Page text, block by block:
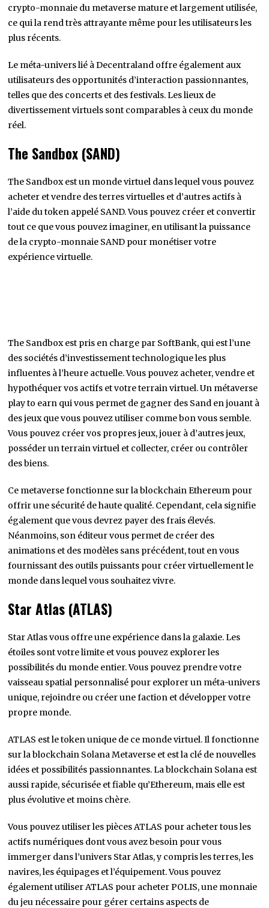
crypto-monnaie du metaverse mature et largement utilisée,
ce qui la rend très attrayante même pour les utilisateurs les
plus récents.
Le méta-univers lié à Decentraland offre également aux
utilisateurs des opportunités d’interaction passionnantes,
telles que des concerts et des festivals. Les lieux de
divertissement virtuels sont comparables à ceux du monde
réel.
The Sandbox (SAND)
The Sandbox est un monde virtuel dans lequel vous pouvez
acheter et vendre des terres virtuelles et d’autres actifs à
l’aide du token appelé SAND. Vous pouvez créer et convertir
tout ce que vous pouvez imaginer, en utilisant la puissance
de la crypto-monnaie SAND pour monétiser votre
expérience virtuelle.
The Sandbox est pris en charge par SoftBank, qui est l’une
des sociétés d’investissement technologique les plus
influentes à l’heure actuelle. Vous pouvez acheter, vendre et
hypothéquer vos actifs et votre terrain virtuel. Un métaverse
play to earn qui vous permet de gagner des Sand en jouant à
des jeux que vous pouvez utiliser comme bon vous semble.
Vous pouvez créer vos propres jeux, jouer à d’autres jeux,
posséder un terrain virtuel et collecter, créer ou contrôler
des biens.
Ce metaverse fonctionne sur la blockchain Ethereum pour
offrir une sécurité de haute qualité. Cependant, cela signifie
également que vous devrez payer des frais élevés.
Néanmoins, son éditeur vous permet de créer des
animations et des modèles sans précédent, tout en vous
fournissant des outils puissants pour créer virtuellement le
monde dans lequel vous souhaitez vivre.
Star Atlas (ATLAS)
Star Atlas vous offre une expérience dans la galaxie. Les
étoiles sont votre limite et vous pouvez explorer les
possibilités du monde entier. Vous pouvez prendre votre
vaisseau spatial personnalisé pour explorer un méta-univers
unique, rejoindre ou créer une faction et développer votre
propre monde.
ATLAS est le token unique de ce monde virtuel. Il fonctionne
sur la blockchain Solana Metaverse et est la clé de nouvelles
idées et possibilités passionnantes. La blockchain Solana est
aussi rapide, sécurisée et fiable qu’Ethereum, mais elle est
plus évolutive et moins chère.
Vous pouvez utiliser les pièces ATLAS pour acheter tous les
actifs numériques dont vous avez besoin pour vous
immerger dans l’univers Star Atlas, y compris les terres, les
navires, les équipages et l’équipement. Vous pouvez
également utiliser ATLAS pour acheter POLIS, une monnaie
du jeu nécessaire pour gérer certains aspects de